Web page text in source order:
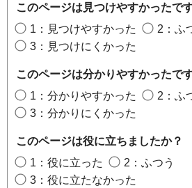
このページは見つけやすかったで
1：見つけやすかった
2：ふ
3：見つけにくかった
このページは分かりやすかったで
1：分かりやすかった
2：ふ
3：分かりにくかった
このページは役に立ちましたか？
1：役に立った
2：ふつう
3：役に立たなかった